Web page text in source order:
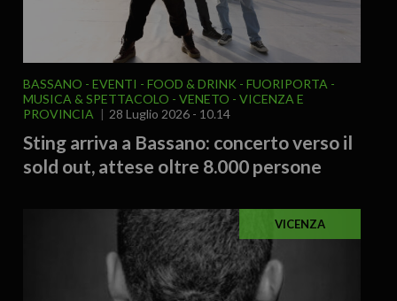
BASSANO EVENTI FOOD & DRINK
FUORIPORTA
MUSICA & SPETTACOLO
VENETO
VICENZA E
PROVINCIA
28 Luglio 2026 - 10.14
Sting arriva a Bassano: concerto verso il
sold out, attese oltre 8.000 persone
VICENZA